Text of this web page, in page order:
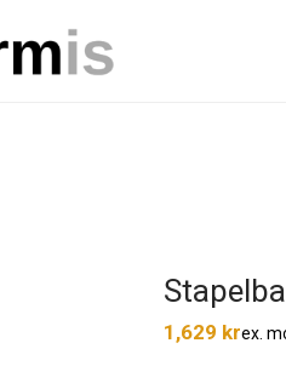
1,629 krex.